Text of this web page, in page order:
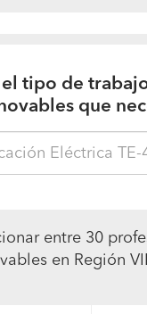
el tipo de
que
entre 30
en Región